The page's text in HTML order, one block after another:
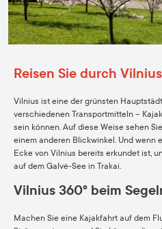
Reisen Sie durch
Vilnius ist eine der grünsten
verschiedenen Transportmitteln –
sein können. Auf diese Weise sehen
einem anderen Blickwinkel. Und wenn
Ecke von Vilnius bereits erkundet ist,
auf dem Galvė-See in Trakai.
Vilnius 360° beim
Machen Sie eine Kajakfahrt auf dem